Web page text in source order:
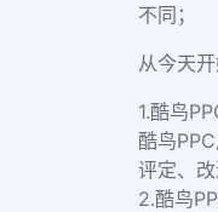
不同；
从今天
1.酷鸟
酷鸟
评定、改
2.酷鸟